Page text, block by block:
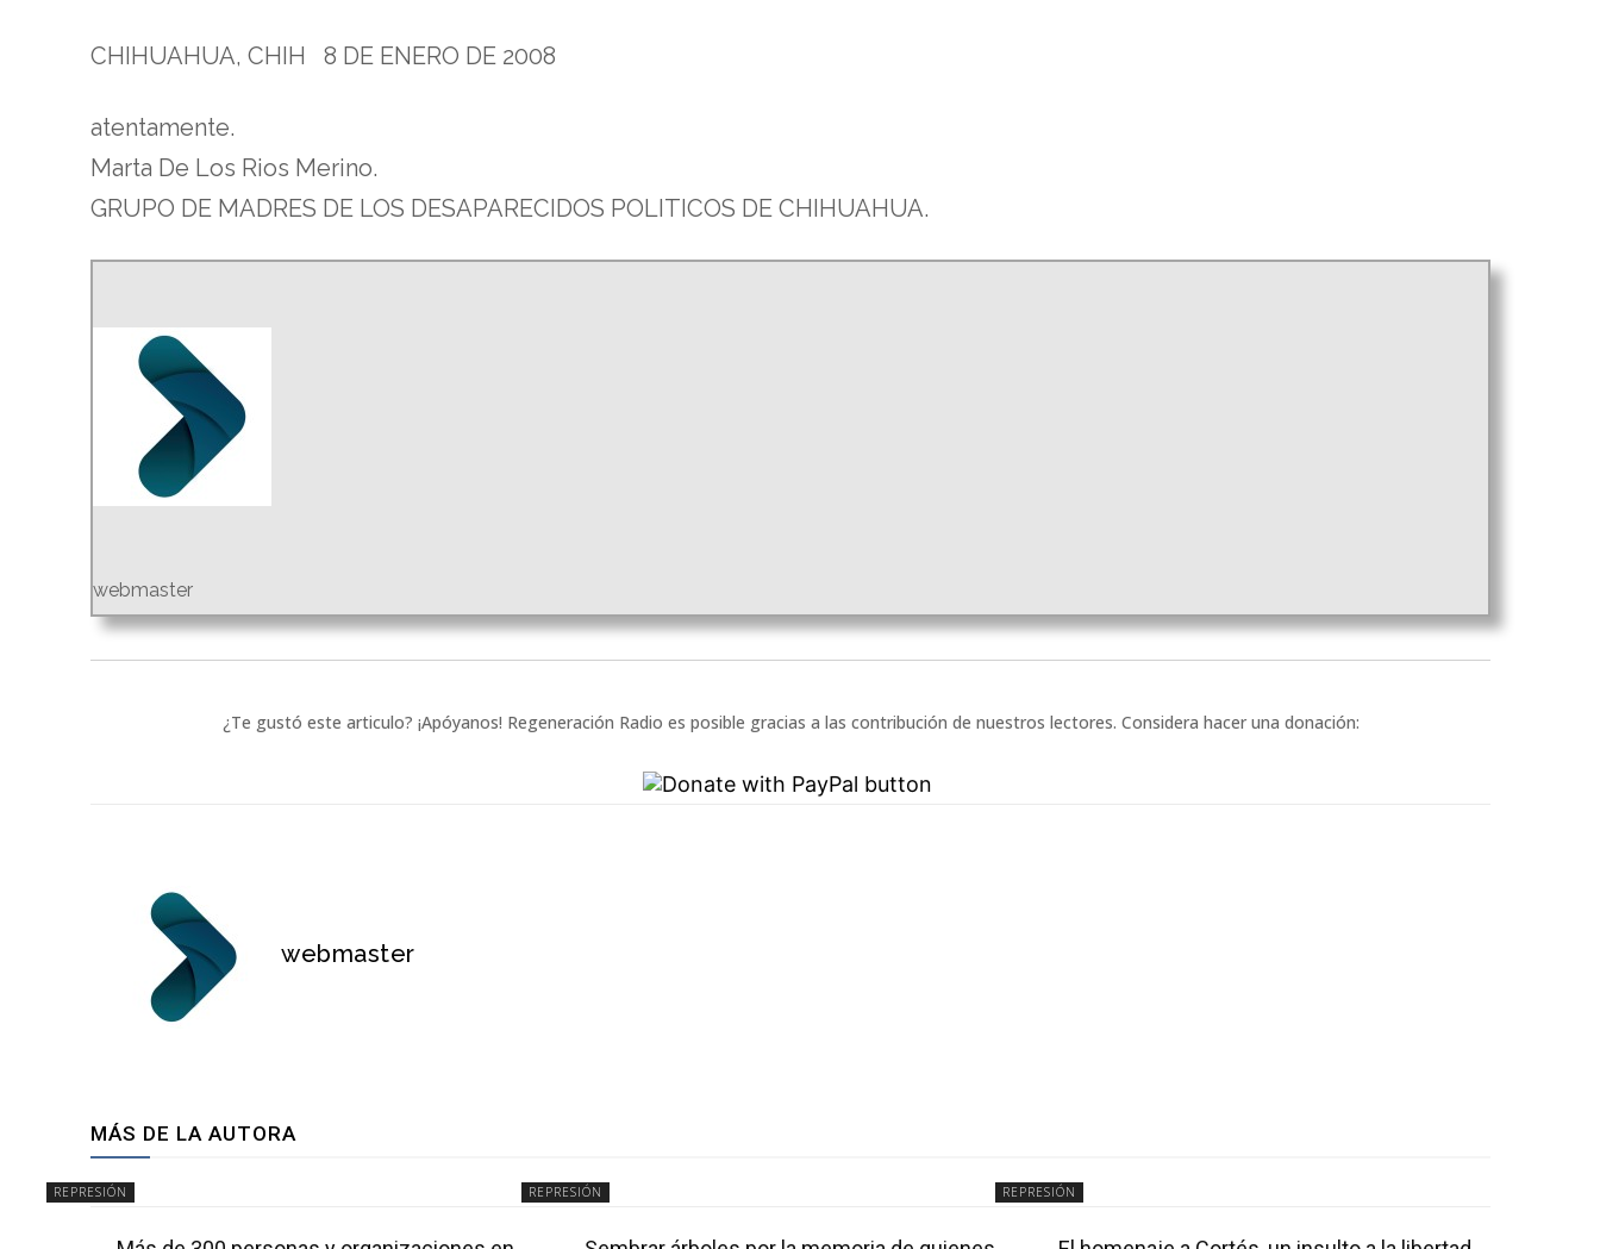
CHIHUAHUA, CHIH 8 DE ENERO DE 2008
atentamente.
Marta De Los Rios Merino.
GRUPO DE MADRES DE LOS DESAPARECIDOS POLITICOS DE CHIHUAHUA.
webmaster
¿Te gustó este articulo? ¡Apóyanos! Regeneración Radio es posible gracias a las contribución de nuestros lectores. Considera hacer una donación:
webmaster
MÁS DE LA AUTORA
REPRESIÓN REPRESIÓN REPRESIÓN